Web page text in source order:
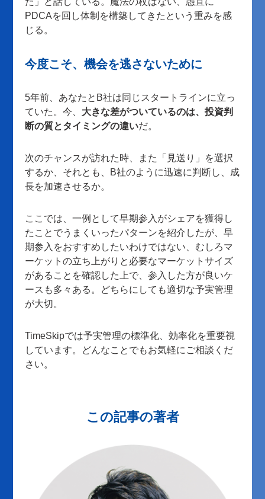
PDCAを回し体制を構築してきたという重みを感
じる。
今度こそ、機会を逃さないために
5年前、あなたとB社は同じスタートラインに立っ
ていた。今、 大きな差がついているのは、投資判
断の質とタイミングの違いだ。
次のチャンスが訪れた時、また「見送り」を選択
するか、それとも、B社のように迅速に判断し、成
長を加速させるか。
ここでは、一例として早期参入がシェアを獲得し
たことでうまくいったパターンを紹介したが、早
期参入をおすすめしたいわけではない、むしろマ
ーケットの立ち上がりと必要なマーケットサイズ
があることを確認した上で、参入した方が良いケ
ースも多々ある。どちらにしても適切な予実管理
が大切。
TimeSkipでは予実管理の標準化、効率化を重要視
しています。どんなことでもお気軽にご相談くだ
さい。
この記事の著者